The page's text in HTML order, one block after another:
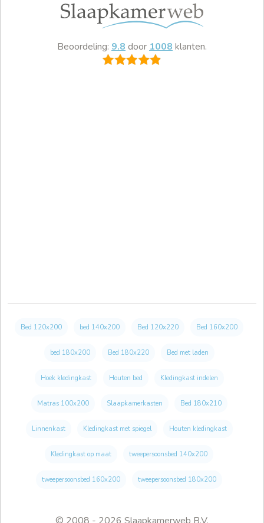
Beoordeling: 9.8 door 1008 klanten.
Bed 120x200 bed 140x200 Bed 120x220 Bed 160x200
bed 180x200 Bed 180x220 Bed met laden
Hoek kledingkast Houten bed Kledingkast indelen
Matras 100x200 Slaapkamerkasten Bed 180x210
Linnenkast Kledingkast met spiegel Houten kledingkast
Kledingkast op maat tweepersoonsbed 140x200
tweepersoonsbed 160x200 tweepersoonsbed 180x200